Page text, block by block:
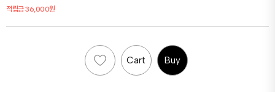
적립금 36,000원
Cart Buy